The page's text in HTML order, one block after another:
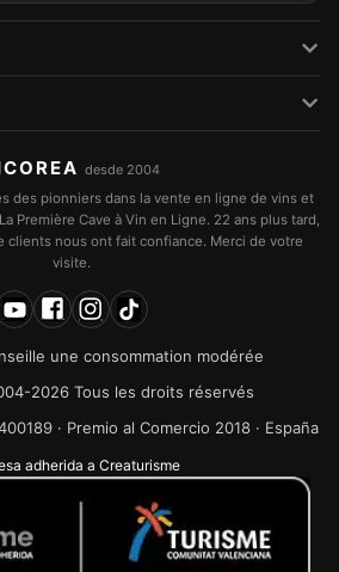
desde 2004
des pionniers dans la vente en ligne de vins et
Première Cave à Vin en Ligne. 22 ans plus tard,
clients nous ont fait confiance. Merci de votre
visite.
une consommation modérée
2026 Tous les droits réservés
· Premio al Comercio 2018 · España
adherida a Creaturisme